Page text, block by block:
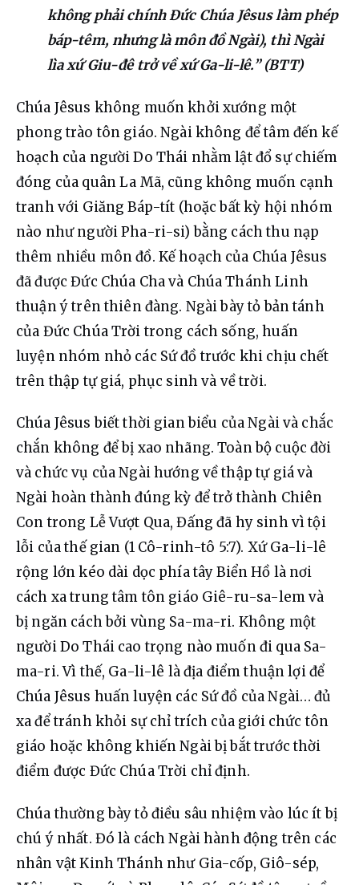
không phải chính Đức Chúa Jêsus làm phép
báp-têm, nhưng là môn đồ Ngài), thì Ngài
lìa xứ Giu-đê trở về xứ Ga-li-lê.” (BTT)
Chúa Jêsus không muốn khởi xướng một
phong trào tôn giáo. Ngài không để tâm đến kế
hoạch của người Do Thái nhằm lật đổ sự chiếm
đóng của quân La Mã, cũng không muốn cạnh
tranh với Giăng Báp-tít (hoặc bất kỳ hội nhóm
nào như người Pha-ri-si) bằng cách thu nạp
thêm nhiều môn đồ. Kế hoạch của Chúa Jêsus
đã được Đức Chúa Cha và Chúa Thánh Linh
thuận ý trên thiên đàng. Ngài bày tỏ bản tánh
của Đức Chúa Trời trong cách sống, huấn
luyện nhóm nhỏ các Sứ đồ trước khi chịu chết
trên thập tự giá, phục sinh và về trời.
Chúa Jêsus biết thời gian biểu của Ngài và chắc
chắn không để bị xao nhãng. Toàn bộ cuộc đời
và chức vụ của Ngài hướng về thập tự giá và
Ngài hoàn thành đúng kỳ để trở thành Chiên
Con trong Lễ Vượt Qua, Đấng đã hy sinh vì tội
lỗi của thế gian (1 Cô-rinh-tô 5:7). Xứ Ga-li-lê
rộng lớn kéo dài dọc phía tây Biển Hồ là nơi
cách xa trung tâm tôn giáo Giê-ru-sa-lem và
bị ngăn cách bởi vùng Sa-ma-ri. Không một
người Do Thái cao trọng nào muốn đi qua Sa-
ma-ri. Vì thế, Ga-li-lê là địa điểm thuận lợi để
Chúa Jêsus huấn luyện các Sứ đồ của Ngài… đủ
xa để tránh khỏi sự chỉ trích của giới chức tôn
giáo hoặc không khiến Ngài bị bắt trước thời
điểm được Đức Chúa Trời chỉ định.
Chúa thường bày tỏ điều sâu nhiệm vào lúc ít bị
chú ý nhất. Đó là cách Ngài hành động trên các
nhân vật Kinh Thánh như Gia-cốp, Giô-sép,